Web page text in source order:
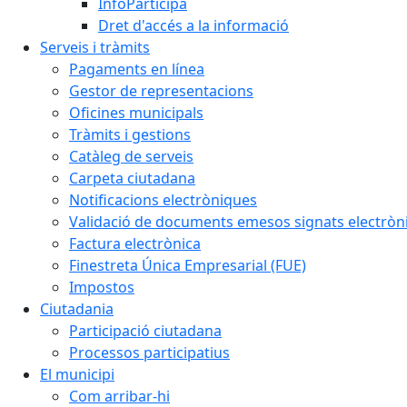
Dret d'accés a la informació
Serveis i tràmits
Pagaments en línea
Gestor de representacions
Oficines municipals
Tràmits i gestions
Catàleg de serveis
Carpeta ciutadana
Notificacions electròniques
Validació de documents emesos signats
Factura electrònica
Finestreta Única Empresarial (FUE)
Impostos
Ciutadania
Participació ciutadana
Processos participatius
El municipi
Com arribar-hi